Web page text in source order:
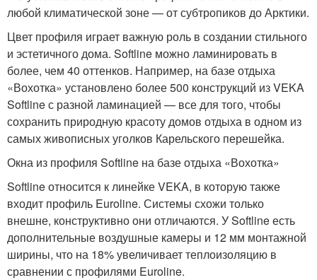
любой климатической зоне — от субтропиков до Арктики.
Цвет профиля играет важную роль в создании стильного
и эстетичного дома. Softline можно ламинировать в
более, чем 40 оттенков. Например, на базе отдыха
«Вохотка» установлено более 500 конструкций из VEKA
Softline с разной ламинацией — все для того, чтобы
сохранить природную красоту домов отдыха в одном из
самых живописных уголков Карельского перешейка.
Окна из профиля Softline на базе отдыха «Вохотка»
Softline относится к линейке VEKA, в которую также
входит профиль Euroline. Системы схожи только
внешне, конструктивно они отличаются. У Softline есть
дополнительные воздушные камеры и 12 мм монтажной
ширины, что на 18% увеличивает теплоизоляцию в
сравнении с профилями Euroline.